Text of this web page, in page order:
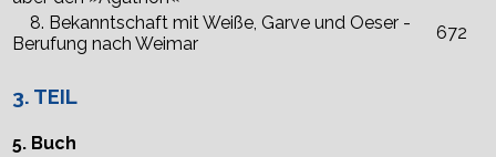
8. Bekanntschaft mit Weiße, Garve und Oeser -
Berufung nach Weimar
672
3. TEIL
5. Buch